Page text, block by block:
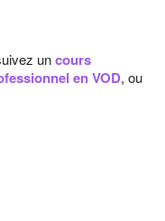
uncours
en VOD, ou